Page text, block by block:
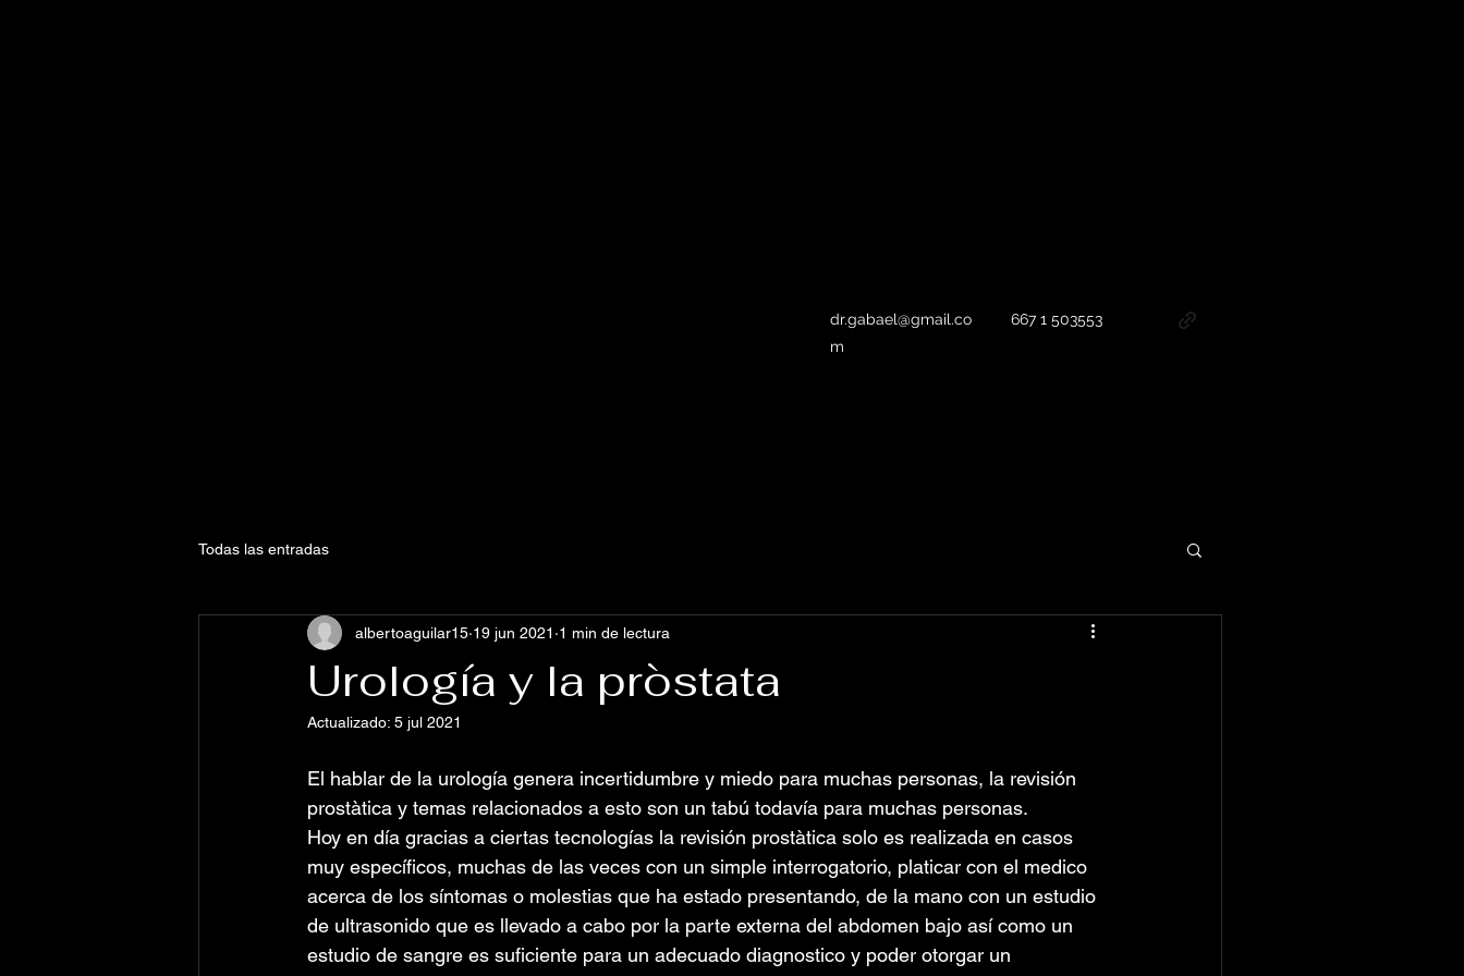
dr.gabael@gmail.co
m
667 1 503553
Todas las entradas
Urología y la pròstata
albertoaguilar15 19 jun 2021 1 min de lectura
Actualizado: 5 jul 2021
El hablar de la urología genera incertidumbre y miedo para muchas personas, la revisión
prostàtica y temas relacionados a esto son un tabú todavía para muchas personas.
Hoy en día gracias a ciertas tecnologías la revisión prostàtica solo es realizada en casos
muy específicos, muchas de las veces con un simple interrogatorio, platicar con el medico
acerca de los síntomas o molestias que ha estado presentando, de la mano con un estudio
de ultrasonido que es llevado a cabo por la parte externa del abdomen bajo así como un
estudio de sangre es suficiente para un adecuado diagnostico y poder otorgar un